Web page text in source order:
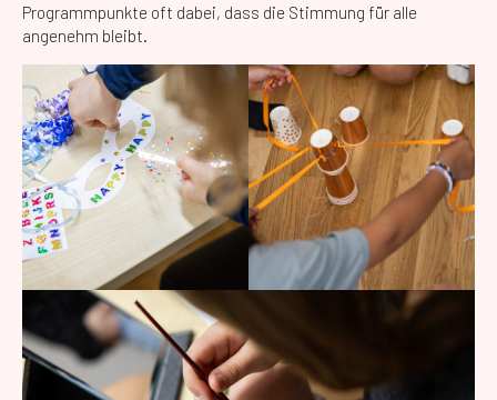
Programmpunkte oft dabei, dass die Stimmung für alle
angenehm bleibt.